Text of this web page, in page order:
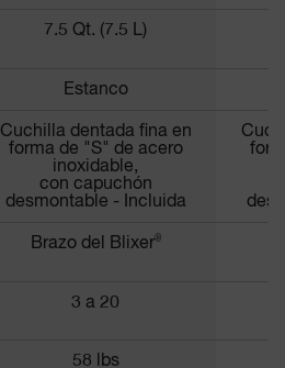
7.5 Qt. (7.5 L)
Estanco
Cuchilla dentada fina en
forma de "S" de acero
inoxidable,
con capuchón
desmontable - Incluida
Brazo del Blixer®
3 a 20
58 lbs